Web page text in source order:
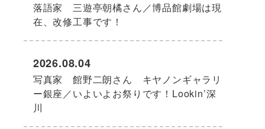
落語家 三遊亭朝橘さん／博品館劇場は現
在、改修工事です！
写真家 館野二朗さん キヤノンギャラリ
ー銀座／いよいよお祭りです！Lookin’深
川
2026.08.04